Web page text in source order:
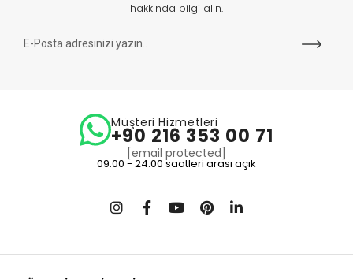
hakkında bilgi alın.
Müşteri Hizmetleri
+90 216 353 00 71
[email protected]
09:00 - 24:00 saatleri arası açık